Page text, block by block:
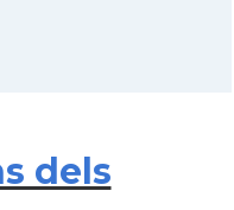
dels